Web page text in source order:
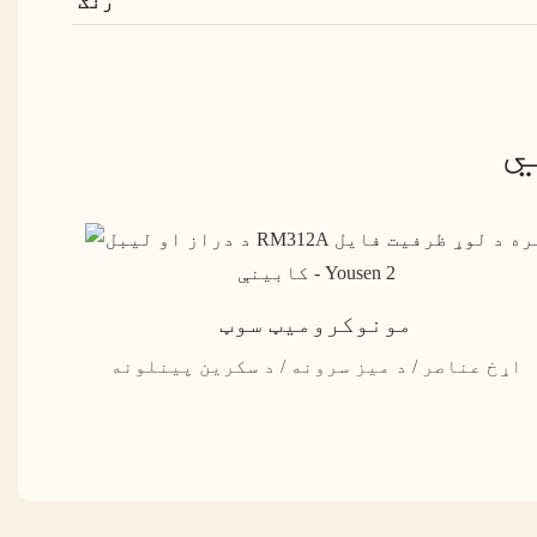
مونوکرومیټ سوټ
اړخ عناصر / د میز سرونه / د سکرین پینلونه